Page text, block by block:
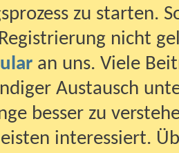
zu starten.
nicht
an uns. Viele
Austausch
besser zu
interessiert.